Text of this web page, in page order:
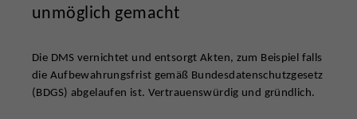
unmöglich gemacht
Die DMS vernichtet und entsorgt Akten, zum Beispiel falls
die Aufbewahrungsfrist gemäß Bundesdatenschutzgesetz
(BDGS) abgelaufen ist. Vertrauenswürdig und gründlich.